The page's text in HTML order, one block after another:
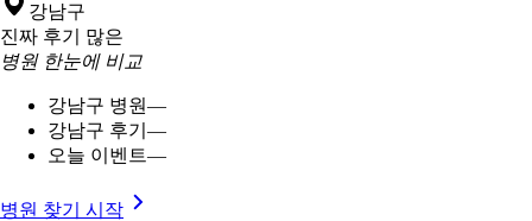
강남구
진짜 후기 많은
병원 한눈에 비교
강남구 병원—
강남구 후기 —
오늘 이벤트—
병원 찾기 시작